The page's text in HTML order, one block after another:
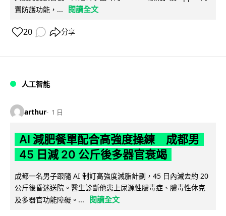
置防護功能，...
閱讀全文
20 分享
人工智能
arthur 1 日
AI 減肥餐單配合高強度操練 成都男
45 日減 20 公斤後多器官衰竭
成都一名男子跟隨 AI 制訂高強度減脂計劃，45 日內減去約 20
公斤後昏迷送院。醫生診斷他患上尿源性膿毒症、膿毒性休克
及多器官功能障礙。...
閱讀全文